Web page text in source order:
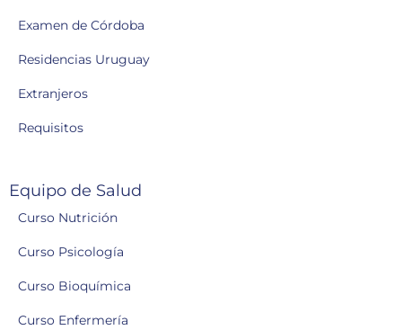
Examen de Córdoba
Residencias Uruguay
Extranjeros
Requisitos
Equipo de Salud
Curso Nutrición
Curso Psicología
Curso Bioquímica
Curso Enfermería